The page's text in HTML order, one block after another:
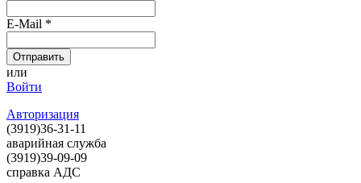
E-Mail *
или
Войти
Авторизация
(3919)36-31-11
аварийная служба
(3919)39-09-09
справка АДС